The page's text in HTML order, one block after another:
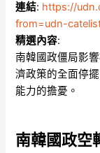
連結: https://
from=udn-
精選內容:
南韓國政僵局影
濟政策的全面停
能力的擔憂。
南韓國政空